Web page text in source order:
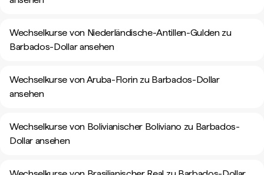
Wechselkurse von Niederländische-Antillen-Gulden zu
Barbados-Dollar ansehen
Wechselkurse von Aruba-Florin zu Barbados-Dollar
ansehen
Wechselkurse von Bolivianischer Boliviano zu Barbados-
Dollar ansehen